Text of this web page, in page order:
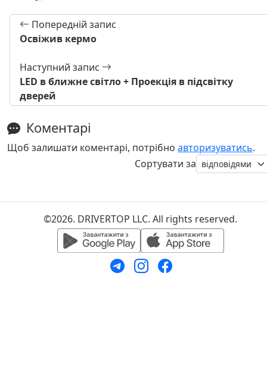
Попередній запис
Освіжив кермо
Наступний запис
LED в ближне світло + Проекція в підсвітку
дверей
Коментарі
Щоб залишати коментарі, потрібно авторизуватись.
Сортувати за
©2026. DRIVERTOP LLC. All rights reserved.